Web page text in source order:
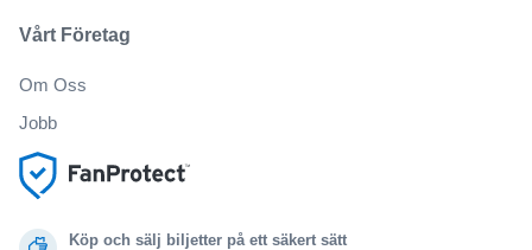
Köp och sälj biljetter på ett säkert sätt
Vårt Företag
Om Oss
Jobb